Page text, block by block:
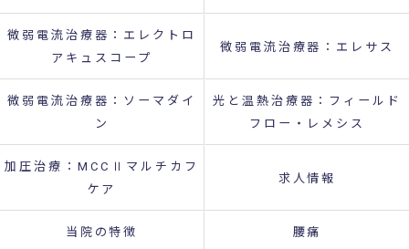
微弱電流治療器：エレクトロ
アキュスコープ
微弱電流治療器：エレサス
微弱電流治療器：ソーマダイ
ン
光と温熱治療器：フィールド
フロー・レメシス
加圧治療：MCCⅡマルチカフ
ケア
求人情報
当院の特徴 腰痛